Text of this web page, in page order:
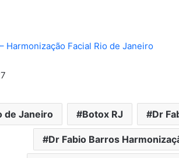
Harmonização Facial Rio de Janeiro
de Janeiro Botox RJ Dr
Dr Fabio Barros